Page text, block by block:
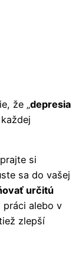
že „depresia
si
sa do vašej
určitú
alebo v
zlepší